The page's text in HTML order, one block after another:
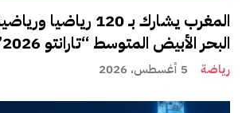
المغرب يشارك بـ 120
البحر الأبيض المتوسط “تارانتو 2026”
رياضة 5 أغسطس، 2026